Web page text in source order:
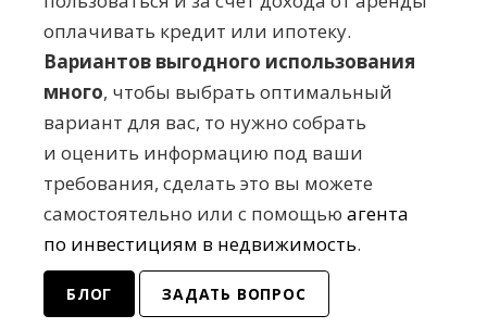
оплачивать кредит или ипотеку.
Вариантов выгодного использования
много, чтобы выбрать оптимальный
вариант для вас, то нужно собрать
и оценить информацию под ваши
требования, сделать это вы можете
самостоятельно или с помощью агента
по инвестициям в недвижимость.
БЛОГ ЗАДАТЬ ВОПРОС